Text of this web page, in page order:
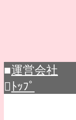
■運営会社
 ﾄｯﾌﾟ